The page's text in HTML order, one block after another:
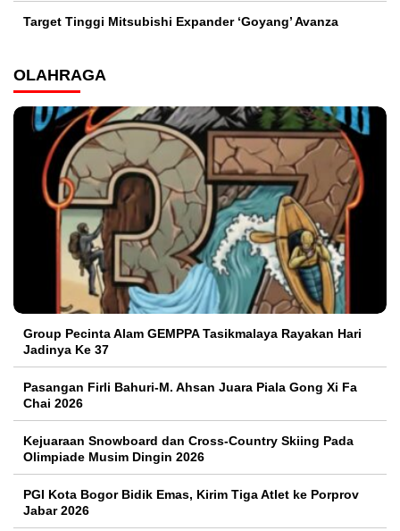
Target Tinggi Mitsubishi Expander ‘Goyang’ Avanza
OLAHRAGA
Group Pecinta Alam GEMPPA Tasikmalaya Rayakan Hari
Jadinya Ke 37
Pasangan Firli Bahuri-M. Ahsan Juara Piala Gong Xi Fa
Chai 2026
Kejuaraan Snowboard dan Cross-Country Skiing Pada
Olimpiade Musim Dingin 2026
PGI Kota Bogor Bidik Emas, Kirim Tiga Atlet ke Porprov
Jabar 2026